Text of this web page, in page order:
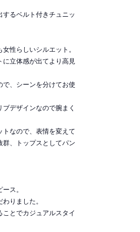
るベルト付きチュニッ
性らしいシルエット。
に立体感が出てより高見
で、シーンを分けてお使
デザインなので腕まく
なので、表情を変えて
群、トップスとしてパン
ス。
りました。
とでカジュアルスタイ